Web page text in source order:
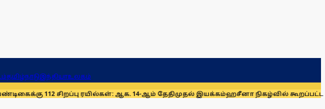
தமிழ்நாடுஇந்தியாஉலகம்
ரயில்கள்: ஆக. 14-ஆம் தேதிமுதல் இயக்கம்ஹசீனா நிகழ்வில் கூறப்பட்ட கருத்துகளை